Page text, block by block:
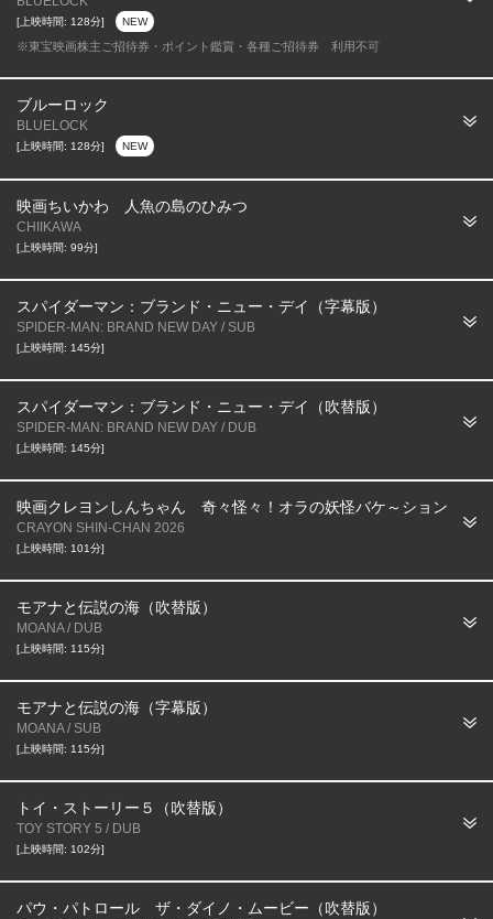
[上映時間: 128分] NEW
※東宝映画株主ご招待券・ポイント鑑賞・各種ご招待券 利用不可
ブルーロック
BLUELOCK
[上映時間: 128分] NEW
映画ちいかわ 人魚の島のひみつ
CHIIKAWA
[上映時間: 99分]
スパイダーマン：ブランド・ニュー・デイ（字幕版）
SPIDER-MAN: BRAND NEW DAY / SUB
[上映時間: 145分]
スパイダーマン：ブランド・ニュー・デイ（吹替版）
SPIDER-MAN: BRAND NEW DAY / DUB
[上映時間: 145分]
映画クレヨンしんちゃん 奇々怪々！オラの妖怪バケ～ション
CRAYON SHIN-CHAN 2026
[上映時間: 101分]
モアナと伝説の海（吹替版）
MOANA / DUB
[上映時間: 115分]
モアナと伝説の海（字幕版）
MOANA / SUB
[上映時間: 115分]
トイ・ストーリー５（吹替版）
TOY STORY 5 / DUB
[上映時間: 102分]
パウ・パトロール ザ・ダイノ・ムービー（吹替版）